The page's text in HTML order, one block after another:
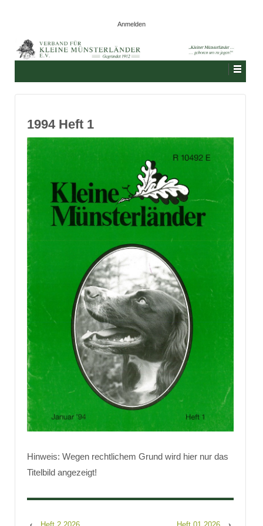
Anmelden
1994 Heft 1
Hinweis: Wegen rechtlichem Grund wird hier nur das
Titelbild angezeigt!